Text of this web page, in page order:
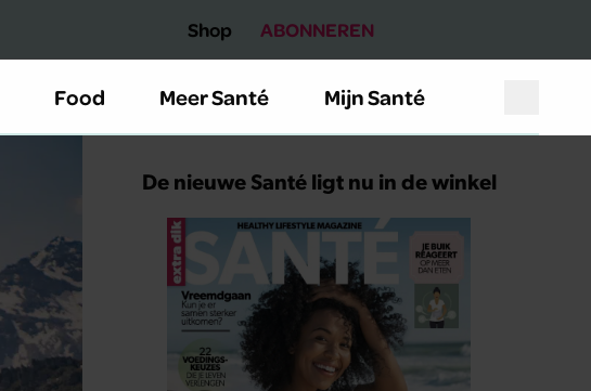
Shop ABONNEREN
Food Meer Santé Mijn Santé
De nieuwe Santé ligt nu in de winkel